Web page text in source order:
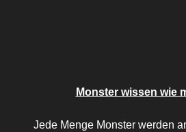
Monster wissen wie
Jede Menge Monster werden